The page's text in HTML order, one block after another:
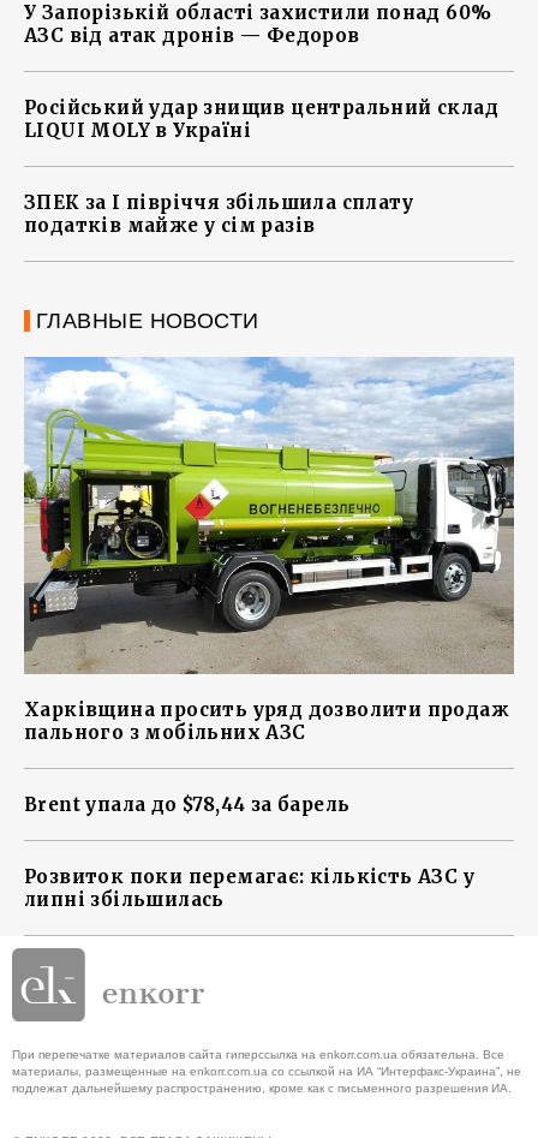
У Запорізькій області захистили понад 60%
АЗС від атак дронів — Федоров
Російський удар знищив центральний склад
LIQUI MOLY в Україні
ЗПЕК за І півріччя збільшила сплату
податків майже у сім разів
ГЛАВНЫЕ НОВОСТИ
Харківщина просить уряд дозволити продаж
пального з мобільних АЗС
Brent упала до $78,44 за барель
Розвиток поки перемагає: кількість АЗС у
липні збільшилась
При перепечатке материалов сайта гиперссылка на enkorr.com.ua обязательна. Все
материалы, размещенные на enkorr.com.ua со ссылкой на ИА “Интерфакс-Украина”, не
подлежат дальнейшему распространению, кроме как с письменного разрешения ИА.